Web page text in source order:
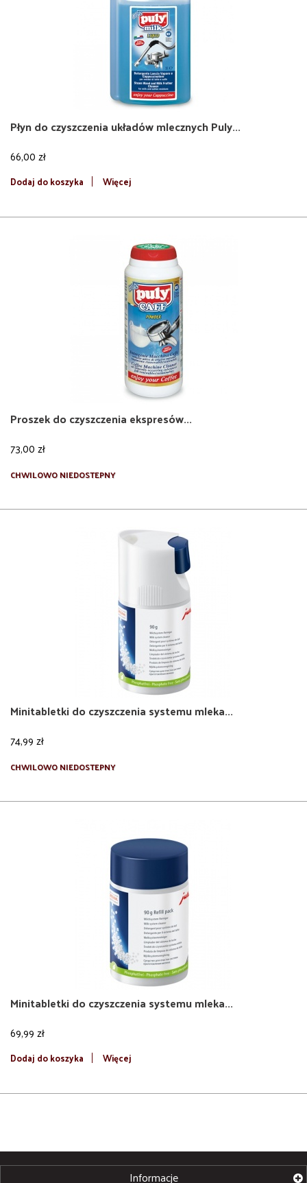
Płyn do czyszczenia układów mlecznych Puly...
66,00 zł
Dodaj do koszyka Więcej
Proszek do czyszczenia ekspresów...
73,00 zł
Minitabletki do czyszczenia systemu mleka...
74,99 zł
Minitabletki do czyszczenia systemu mleka...
69,99 zł
Dodaj do koszyka Więcej
Informacje